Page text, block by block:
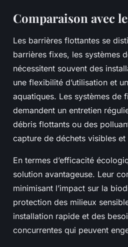
Comparaison avec
Les barrières flottantes se
barrières fixes, les systèmes
nécessitent souvent des
une flexibilité d’utilisation et
aquatiques. Les systèmes de
demandent un entretien
débris flottants ou des
capture de déchets visibles
En termes d’efficacité
solution avantageuse. Leur
minimisant l’impact sur la
protection des milieux
installation rapide et des
concurrentes qui peuvent